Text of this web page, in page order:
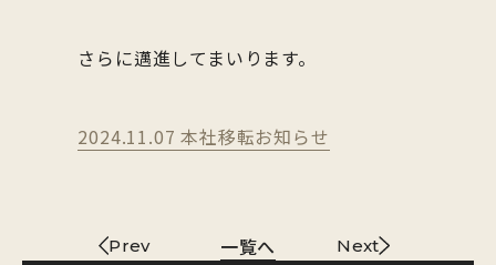
さらに邁進してまいります。
2024.11.07 本社移転お知らせ
Prev 一覧へ Next